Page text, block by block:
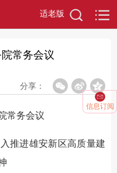
适老版
信息订阅
常务会议
分享：
常务会议
进雄安新区高质量建